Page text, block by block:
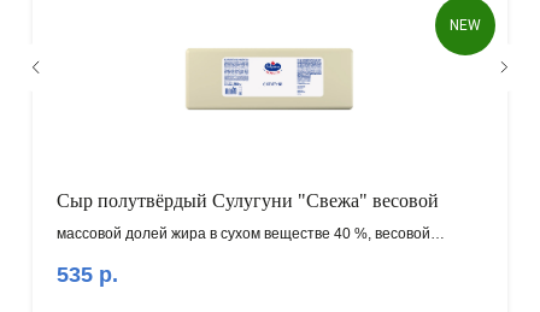
NEW
Сыр полутвёрдый Сулугуни "Свежа" весовой
массовой долей жира в сухом веществе 40 %, весовой
535 р.
КАК ОФОРМИТЬ ЗАКАЗ?